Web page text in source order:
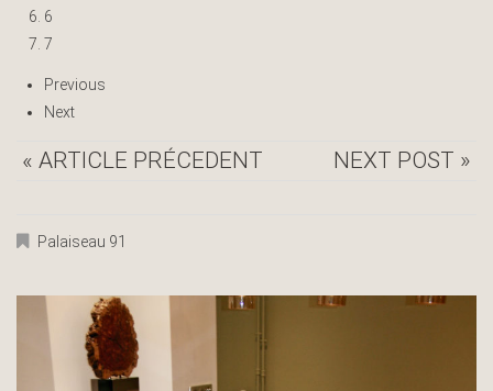
6
7
Previous
Next
« ARTICLE PRÉCEDENT NEXT POST »
Palaiseau 91